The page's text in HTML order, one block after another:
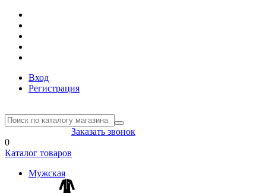
Вход
Регистрация
Заказать звонок
0
Каталог товаров
Мужская